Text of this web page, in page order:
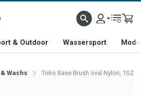
& Outdoor Wassersport
Wachs Toko Base Brush oval Nylon, 1SZ